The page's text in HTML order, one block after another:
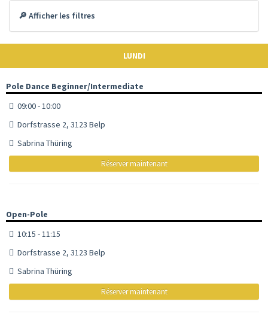
🔎 Afficher les filtres
LUNDI
Pole Dance Beginner/Intermediate
09:00 - 10:00
Dorfstrasse 2, 3123 Belp
Sabrina Thüring
Réserver maintenant
Open-Pole
10:15 - 11:15
Dorfstrasse 2, 3123 Belp
Sabrina Thüring
Réserver maintenant